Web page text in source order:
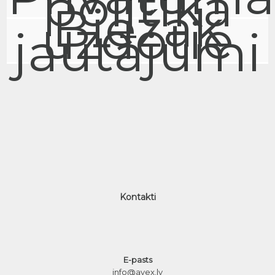
Biežāk
uzdotie
jautājumi
Kontakti
E-pasts
info@avex.lv